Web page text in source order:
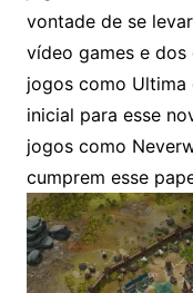
vontade de se
vídeo games e
jogos como
inicial para esse
jogos como
cumprem esse